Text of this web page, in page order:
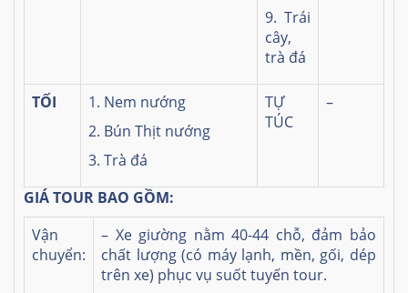
9. Trái
cây,
trà đá
TỐI
1. Nem nướng
2. Bún Thịt nướng
3. Trà đá
TỰ
TÚC
–
GIÁ TOUR BAO GỒM:
Vận
chuyển:
– Xe giường nằm 40-44 chỗ, đảm bảo
chất lượng (có máy lạnh, mền, gối, dép
trên xe) phục vụ suốt tuyến tour.